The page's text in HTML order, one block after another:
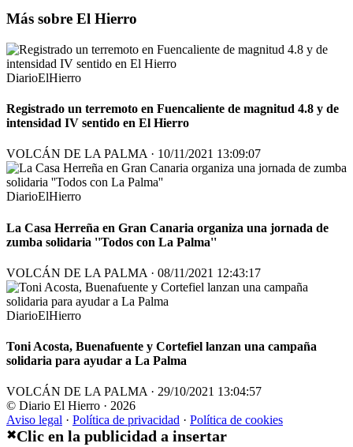
Más sobre El Hierro
DiarioElHierro
Registrado un terremoto en Fuencaliente de magnitud 4.8 y de
intensidad IV sentido en El Hierro
VOLCÁN DE LA PALMA · 10/11/2021 13:09:07
DiarioElHierro
La Casa Herreña en Gran Canaria organiza una jornada de
zumba solidaria ''Todos con La Palma''
VOLCÁN DE LA PALMA · 08/11/2021 12:43:17
DiarioElHierro
Toni Acosta, Buenafuente y Cortefiel lanzan una campaña
solidaria para ayudar a La Palma
VOLCÁN DE LA PALMA · 29/10/2021 13:04:57
© Diario El Hierro · 2026
Aviso legal · Política de privacidad · Política de cookies
✖Clic en la publicidad a insertar